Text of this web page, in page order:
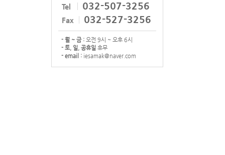
Tel 032-507-3256
Fax 032-527-3256
- 월 ~ 금 : 오전 9시 ~ 오후 6시
- 토, 일, 공휴일 휴무
- email : iesamak@naver.com